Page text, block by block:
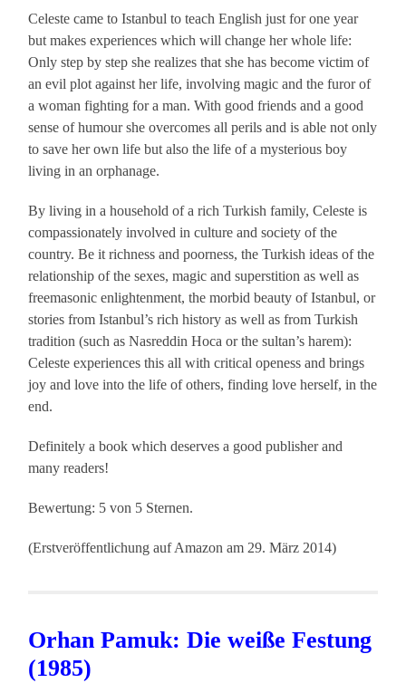
Celeste came to Istanbul to teach English just for one year
but makes experiences which will change her whole life:
Only step by step she realizes that she has become victim of
an evil plot against her life, involving magic and the furor of
a woman fighting for a man. With good friends and a good
sense of humour she overcomes all perils and is able not only
to save her own life but also the life of a mysterious boy
living in an orphanage.
By living in a household of a rich Turkish family, Celeste is
compassionately involved in culture and society of the
country. Be it richness and poorness, the Turkish ideas of the
relationship of the sexes, magic and superstition as well as
freemasonic enlightenment, the morbid beauty of Istanbul, or
stories from Istanbul’s rich history as well as from Turkish
tradition (such as Nasreddin Hoca or the sultan’s harem):
Celeste experiences this all with critical openess and brings
joy and love into the life of others, finding love herself, in the
end.
Definitely a book which deserves a good publisher and
many readers!
Bewertung: 5 von 5 Sternen.
(Erstveröffentlichung auf Amazon am 29. März 2014)
Orhan Pamuk: Die weiße Festung
(1985)